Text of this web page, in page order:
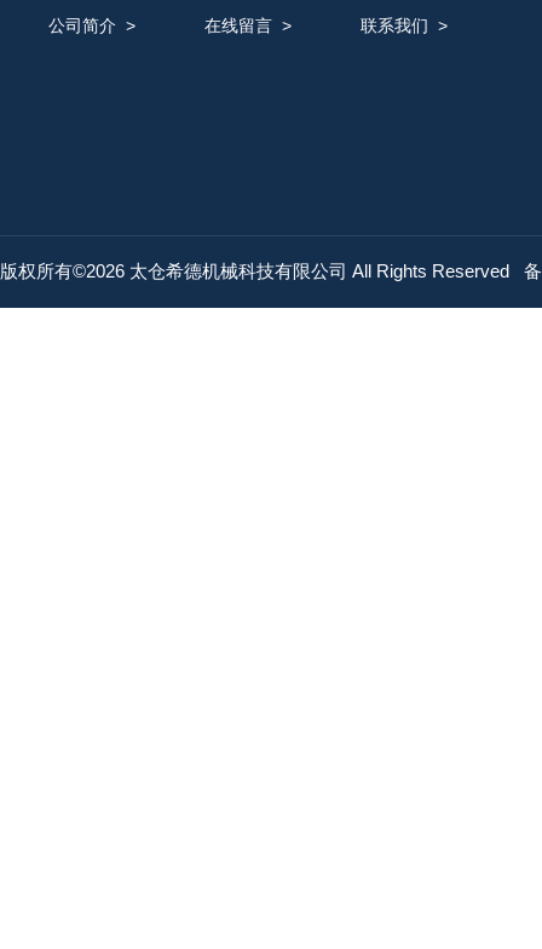
公司简介 > 在线留言> 联系我们 >
版权所有©2026 太仓希德机械科技有限公司 All Rights Reserved